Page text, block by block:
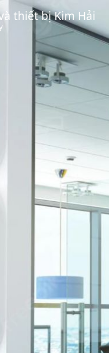
thiết bị Kim Hải